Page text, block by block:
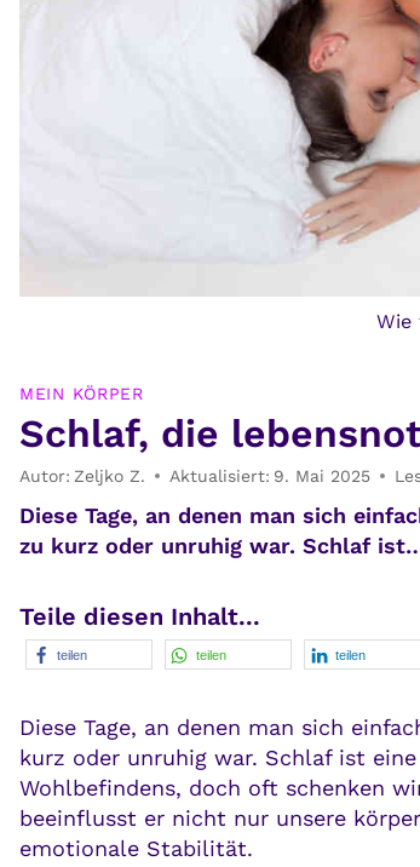
Wie
MEIN KÖRPER
Schlaf, die
Autor: Zeljko Z. Aktualisiert: 9. Mai 2025
Diese Tage, an denen man sich
zu kurz oder unruhig war. Schlaf
Teile diesen Inhalt...
teilen teilen teilen
Diese Tage, an denen man sich
kurz oder unruhig war. Schlaf ist
Wohlbefindens, doch oft schenken
beeinflusst er nicht nur unsere
emotionale Stabilität.